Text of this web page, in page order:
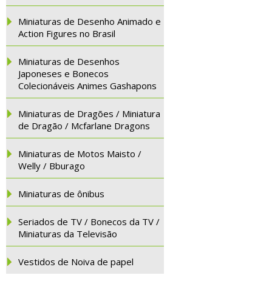
Miniaturas de Desenho Animado e
Action Figures no Brasil
Miniaturas de Desenhos
Japoneses e Bonecos
Colecionáveis Animes Gashapons
Miniaturas de Dragões / Miniatura
de Dragão / Mcfarlane Dragons
Miniaturas de Motos Maisto /
Welly / Bburago
Miniaturas de ônibus
Seriados de TV / Bonecos da TV /
Miniaturas da Televisão
Vestidos de Noiva de papel